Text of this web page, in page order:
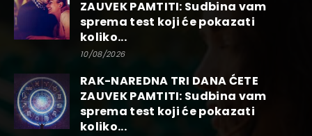
ZAUVEK PAMTITI: Sudbina vam
sprema test koji će pokazati
koliko...
10/08/2026
RAK-NAREDNA TRI DANA ĆETE
ZAUVEK PAMTITI: Sudbina vam
sprema test koji će pokazati
koliko...